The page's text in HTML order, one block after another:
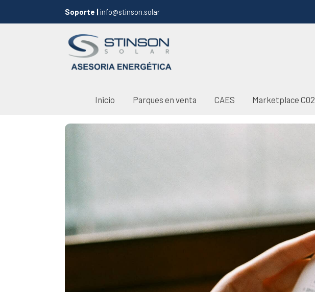
Soporte |info@stinson.solar
Inicio Parques en venta CAES Marketplace C02